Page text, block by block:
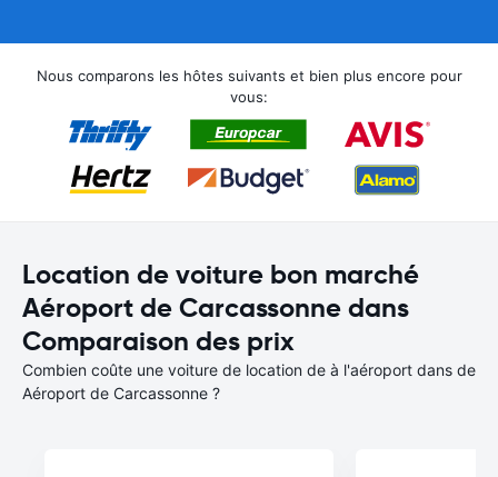
Nous comparons les hôtes suivants et bien plus encore pour
vous:
Location de voiture bon marché
Aéroport de Carcassonne dans
Comparaison des prix
Combien coûte une voiture de location de à l'aéroport dans de
Aéroport de Carcassonne ?